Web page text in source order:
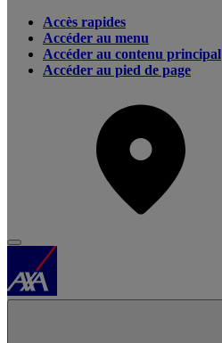
Accès rapides
Accéder au menu
Accéder au contenu principal
Accéder au pied de page